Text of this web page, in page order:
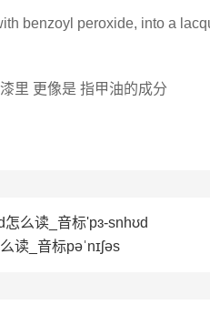
benzoyl peroxide, into a
里 更像是 指甲油的成分
么读_音标'pɜ-snhʊd
读_音标pəˈnɪʃəs